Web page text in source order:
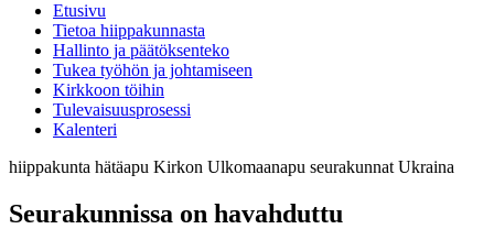
Etusivu
Tietoa hiippakunnasta
Hallinto ja päätöksenteko
Tukea työhön ja johtamiseen
Kirkkoon töihin
Tulevaisuusprosessi
Kalenteri
hiippakunta hätäapu Kirkon Ulkomaanapu seurakunnat Ukraina
Seurakunnissa on havahduttu